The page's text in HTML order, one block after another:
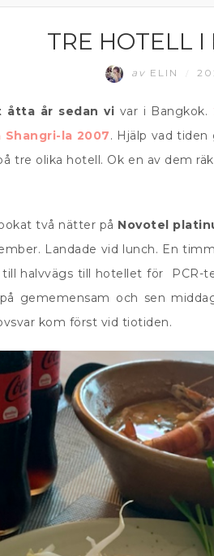
TRE HOTELL
av ELIN
åtta år sedan vi var i Bangkok.
Shangri-la 2007. Hjälp vad tiden
tre olika hotell. Ok en av dem
två nätter på Novotel
Landade vid lunch. En
till halvvägs till hotellet för PCR-
gememensam och sen
kom först vid tiotiden.